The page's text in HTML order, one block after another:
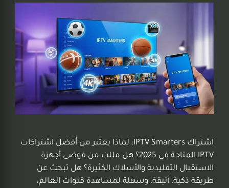
اشتراك IPTV Smarters: لماذا يعتبر من أفضل اشتراكات
IPTV المتاحة في 2025؟ هل مللت من فوضى أجهزة
الاستقبال التقليدية والأسلاك الكثيرة؟ هل تبحث عن
طريقة ذكية، أنيقة، وسهلة لمشاهدة قنوات العالم،